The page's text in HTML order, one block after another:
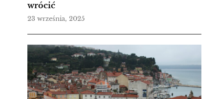
wrócić
23 września, 2025